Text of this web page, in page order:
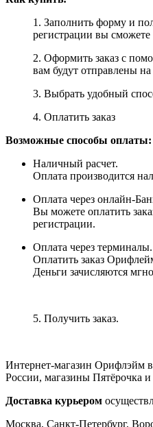
1. Заполнить форму и
регистрации вы
2. Оформить заказ с
вам будут отправлены
3. Выбрать удобный
4. Оплатить заказ
Возможные способы оплаты:
Наличный расчет.
Оплата производится
Оплата через онлайн-
Вы можете оплатить
регистрации.
Оплата через терминалы.
Оплатить заказ
Деньги зачисляются
5. Получить заказ.
Интернет-магазин Орифлэйм
России, магазины Пятёрочка
Доставка курьером
Москва, Санкт-Петербург,